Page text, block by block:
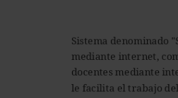
Sistema denominado
mediante internet,
docentes mediante
le facilita el trabajo